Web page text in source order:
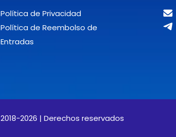
Política de Privacidad
Política de Reembolso de
Entradas
2018-2026 | Derechos reservados